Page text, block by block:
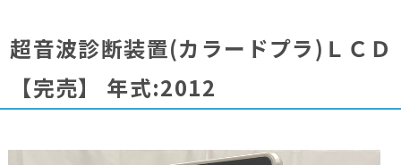
超音波診断装置(カラードプラ)ＬＣＤ
【完売】
年式:2012